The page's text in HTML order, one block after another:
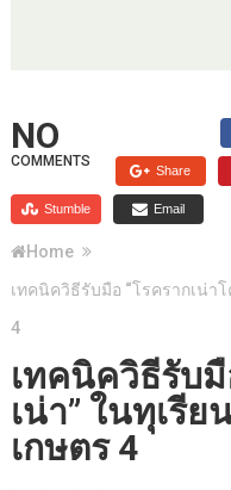
NO
COMMENTS
Share
Stumble Email
Home
เทคนิควิธีรับมือ “โรครากเน่า
4
เทคนิควิธีรับ
เน่า” ในทุเรี
เกษตร 4